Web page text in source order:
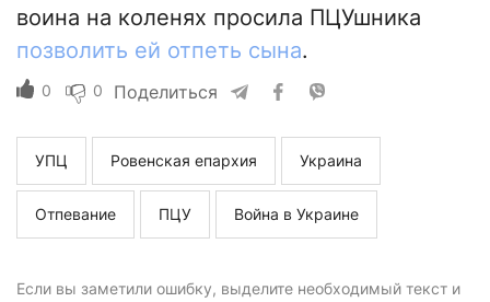
воина на коленях просила ПЦУшника
позволить ей отпеть сына.
0 0 Поделиться
УПЦ Ровенская епархия Украина
Отпевание ПЦУ Война в Украине
Если вы заметили ошибку, выделите необходимый текст и